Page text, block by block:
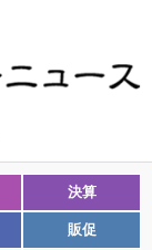
決算
販促